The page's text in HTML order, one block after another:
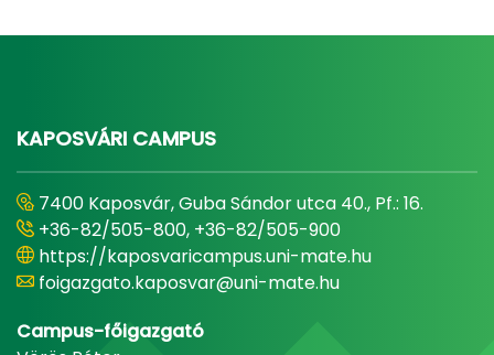
KAPOSVÁRI CAMPUS
7400 Kaposvár, Guba Sándor utca 40., Pf.: 16.
+36-82/505-800, +36-82/505-900
https://kaposvaricampus.uni-mate.hu
foigazgato.kaposvar@uni-mate.hu
Campus-főigazgató